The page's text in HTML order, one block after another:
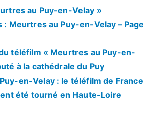
au Puy-en-Velay »
: Meurtres au Puy-en-Velay – Page
téléfilm « Meurtres au Puy-en-
à la cathédrale du Puy
en-Velay : le téléfilm de France
été tourné en Haute-Loire